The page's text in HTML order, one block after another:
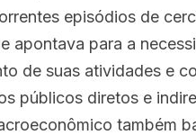
episódios de
apontava para a
de suas atividades e
públicos diretos e
também